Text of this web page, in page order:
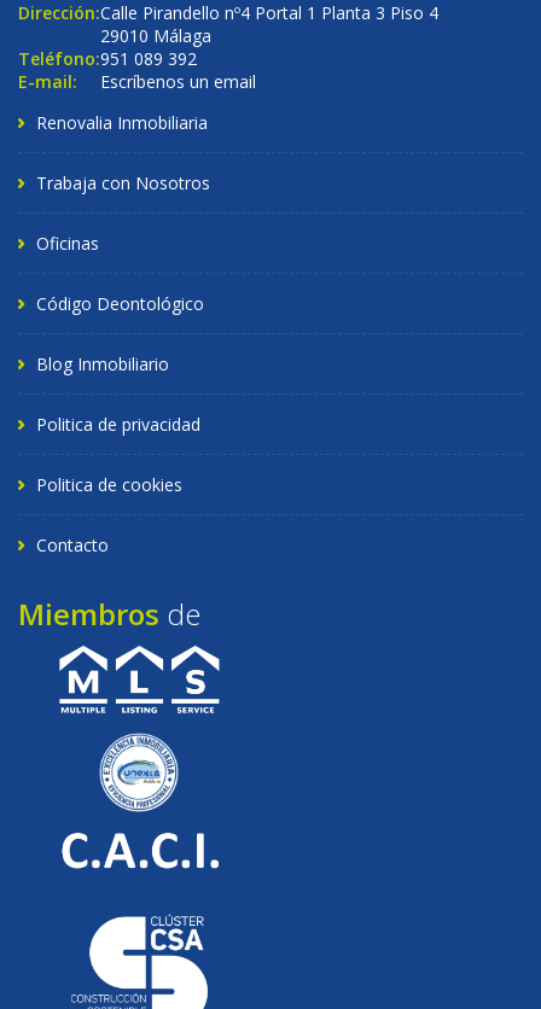
Dirección:Calle Pirandello nº4 Portal 1 Planta 3 Piso 4
29010 Málaga
Teléfono:951 089 392
E-mail:
Escríbenos un email
Renovalia Inmobiliaria
Trabaja con Nosotros
Oficinas
Código Deontológico
Blog Inmobiliario
Politica de privacidad
Politica de cookies
Contacto
Miembros de